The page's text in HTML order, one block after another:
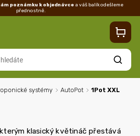
poznámku k objednávce a váš balík odešleme
přednostně.
Vrácení/reklamace
Hledat
systémy / AutoPot / 1Pot XXL
klasický květináč přestává